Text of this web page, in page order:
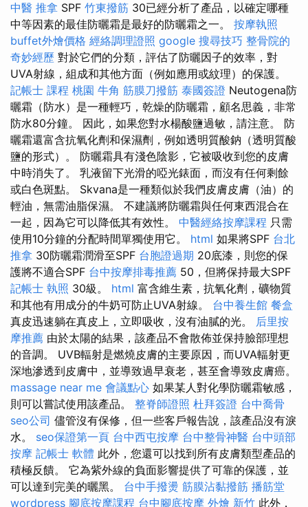
中醫 推拿 SPF 竹東撥筋 30已經分析了產品，以確定哪種
中等因素的最佳防曬霜是最好的防曬霜之一。 按摩執照
buffet外燴價格 經絡調理證照 google 搜尋技巧 整骨院的
奇妙經歷 對於它們的分類，評估了防曬因子的效率，對
UVA射線，組成和其他方面（例如應用或紋理）的保護。
記帳士 課程 桃園 牛角 筋膜刀撥筋 泰國簽證 Neutogena防
曬霜（防水）是一種輕巧，乾燥的防曬霜，顧名思義，非常
防水80分鐘。 因此，如果您對水楊酸鹽過敏，請注意。 防
曬霜還富含抗氧化劑和保濕劑，例如透明質酸鈉（透明質酸
鹽的形式）。 防曬霜具有淺色陰影，它被吸收到您的皮膚
中時消失了。 乳液留下光滑的啞光錶面，而沒有任何剩餘
或白色斑點。 Skvana是一種類似於我們皮膚皮膚（油）的
輕油，無需油脂保濕。 不建議將防曬霜與任何東西混合在
一起，因為它可以降低其有效性。 中醫經絡按摩課程 只需
使用10分鐘的分配時間單獨使用它。 html 如果將SPF 台北
推拿 30防曬霜潤滑至SPF 台胞證過期 20底漆，則您的保
護將不適合SPF 台中按摩排毒推薦 50，但將保持最大SPF
記帳士 執照 30級。 html 富含維生素，抗氧化劑，礦物質
和其他有用成分的牛奶可防止UVA射線。 台中養生館 餐盒
真皮迅速躺在真皮上，立即吸收，沒有油膩的光。 后里按
摩推薦 由於太陽的結果，該產品不會散佈並保持臉部理想
的音調。 UVB輻射是燃燒皮膚的主要原因，而UVA輻射更
深地滲透到皮膚中，並導致過早衰老，甚至會導致皮膚癌。
massage near me 會議點心 如果某人對化學防曬霜敏感，
則可以嘗試使用該產品。 整脊師證照 杜拜簽證 台中喬骨
seo公司 儘管沒有保修，但一些客戶報告說，該產品沒有淚
水。 seo保證第一頁 台中西屯按摩 台中整骨神醫 台中頭部
按摩 記帳士 軟體 此外，您還可以找到所有皮膚類型產品的
積極反饋。 它為紫外線的負面影響提供了可靠的保護，並
可以達到完美的曬黑。 台中手撥燙 筋膜沾黏撥筋 播筋堂
wordpress 腳底按摩課程 台中腳底按摩 外燴 新竹 此外，